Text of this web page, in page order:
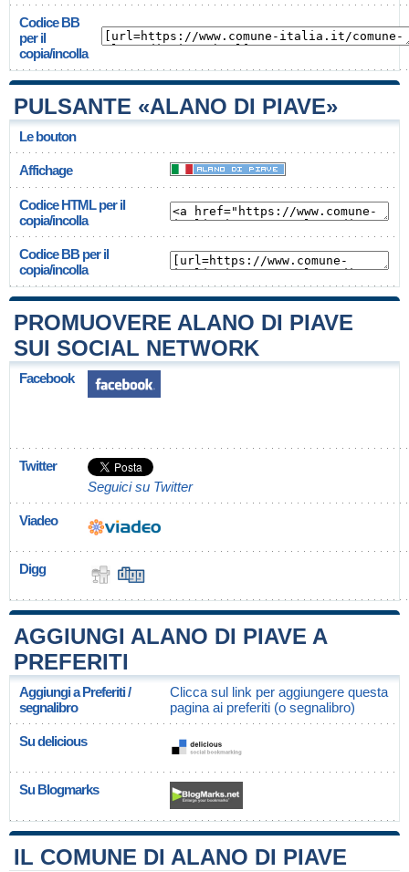
Codice BB
per il
copia/incolla
PULSANTE «ALANO DI PIAVE»
Le bouton
Affichage
Codice HTML per il
copia/incolla
Codice BB per il
copia/incolla
PROMUOVERE ALANO DI PIAVE
SUI SOCIAL NETWORK
Facebook
Twitter
Seguici su Twitter
Viadeo
Digg
AGGIUNGI ALANO DI PIAVE A
PREFERITI
Aggiungi a Preferiti /
segnalibro
Clicca sul link per aggiungere questa
pagina ai preferiti (o segnalibro)
Su delicious
Su Blogmarks
IL COMUNE DI ALANO DI PIAVE